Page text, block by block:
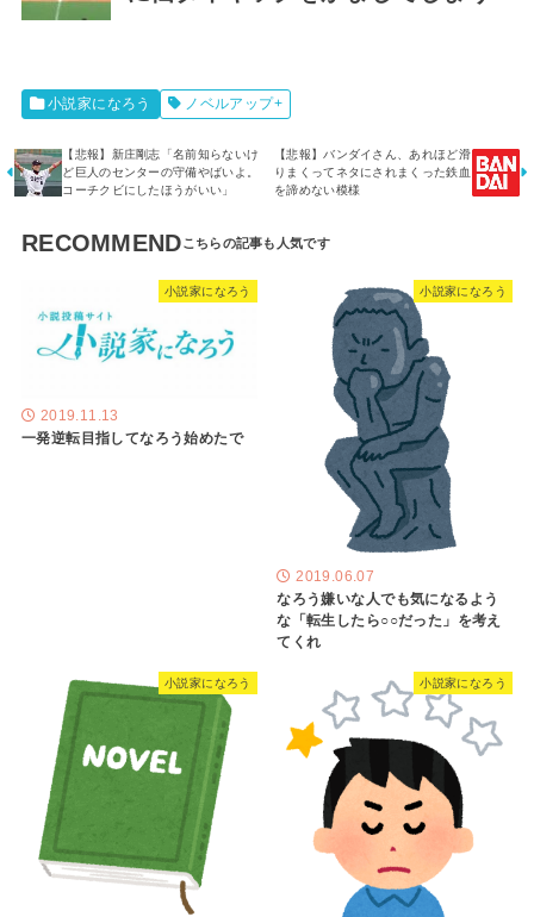
小説家になろう ノベルアップ+
【悲報】新庄剛志「名前知らないけ
ど巨人のセンターの守備やばいよ。
コーチクビにしたほうがいい」
【悲報】バンダイさん、あれほど滑
りまくってネタにされまくった鉄血
を諦めない模様
RECOMMEND
小説家になろう
2019.11.13
一発逆転目指してなろう始めたで
小説家になろう
2019.06.07
なろう嫌いな人でも気になるよう
な「転生したら○○だった」を考え
てくれ
小説家になろう 小説家になろう